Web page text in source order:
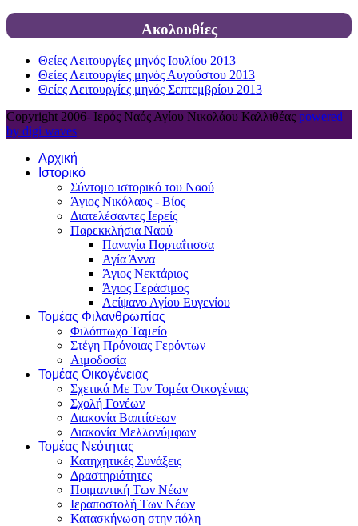
Ακολουθίες
Θείες Λειτουργίες μηνός Ιουλίου 2013
Θείες Λειτουργίες μηνός Αυγούστου 2013
Θείες Λειτουργίες μηνός Σεπτεμβρίου 2013
Copyright 2006- Ιερός Ναός Αγίου Νικολάου Καλλιθέας powered
by digi waves
Αρχική
Ιστορικό
Σύντομο ιστορικό του Ναού
Άγιος Νικόλαος - Βίος
Διατελέσαντες Ιερείς
Παρεκκλήσια Ναού
Παναγία Πορταΐτισσα
Αγία Άννα
Άγιος Νεκτάριος
Άγιος Γεράσιμος
Λείψανο Αγίου Ευγενίου
Τομέας Φιλανθρωπίας
Φιλόπτωχο Ταμείο
Στέγη Πρόνοιας Γερόντων
Αιμοδοσία
Τομέας Οικογένειας
Σχετικά Με Τον Τομέα Οικογένιας
Σχολή Γονέων
Διακονία Βαπτίσεων
Διακονία Μελλονύμφων
Τομέας Νεότητας
Κατηχητικές Συνάξεις
Δραστηριότητες
Ποιμαντική Των Νέων
Ιεραποστολή Των Νέων
Κατασκήνωση στην πόλη